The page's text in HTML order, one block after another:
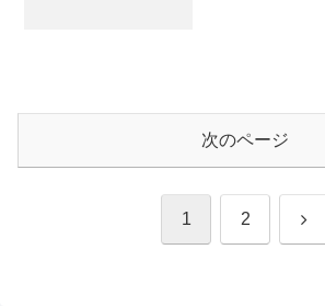
次のページ
1 2 次